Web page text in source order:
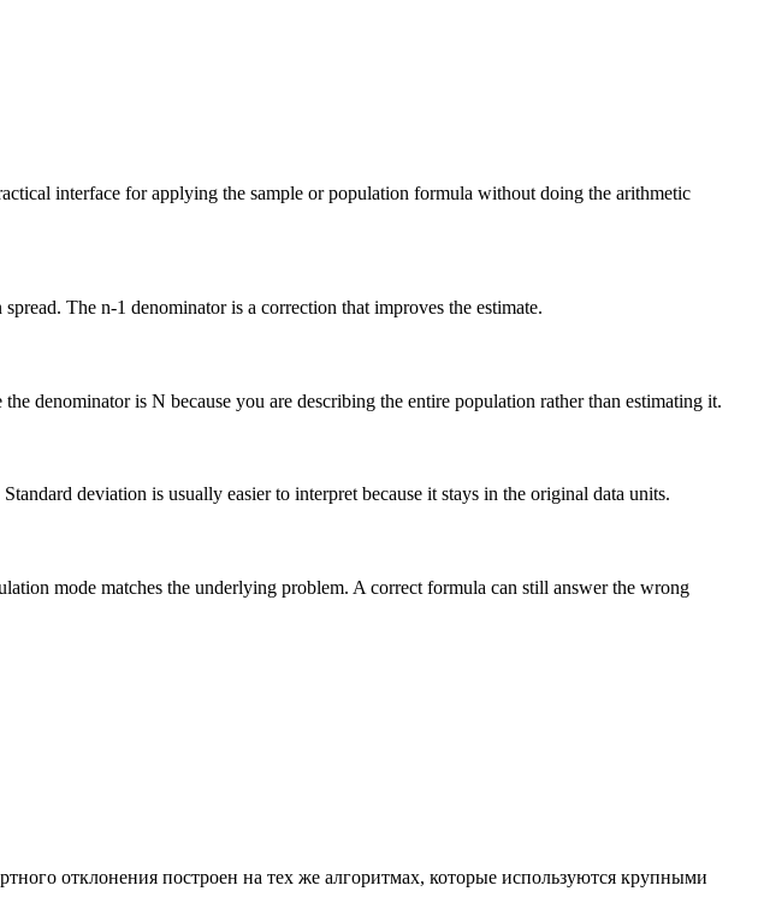
interface for applying the sample or population formula without doing the arithmetic
The n-1 denominator is a correction that improves the estimate.
denominator is N because you are describing the entire population rather than estimating it.
deviation is usually easier to interpret because it stays in the original data units.
mode matches the underlying problem. A correct formula can still answer the wrong
отклонения построен на тех же алгоритмах, которые используются крупными